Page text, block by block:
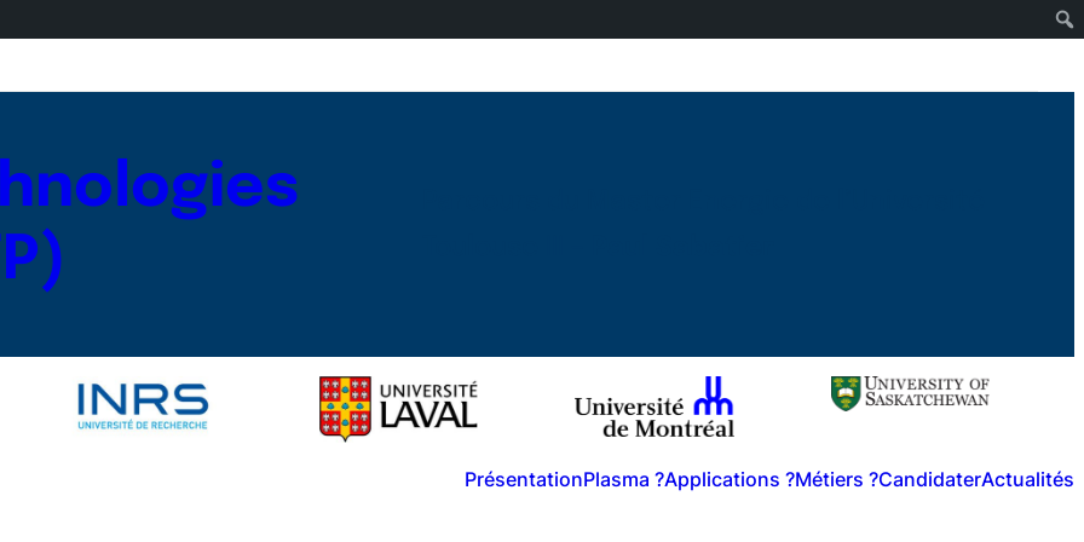
PrésentationPlasma ?Applications ?Métiers ?CandidaterActualités